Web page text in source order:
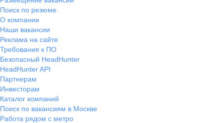
Поиск по резюме
О компании
Наши вакансии
Реклама на сайте
Требования к ПО
Безопасный HeadHunter
HeadHunter API
Партнерам
Инвесторам
Каталог компаний
Поиск по вакансиям в Москве
Работа рядом с метро